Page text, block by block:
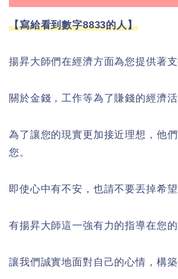
【寫給看到數字8833的人】
揚昇大師們在經濟方面為您提供著支
關於金錢，工作等為了賺錢的經濟活
為了讓您的現實更加接近理想，他
您。
即使心中有不安，也請不要丟掉希望
有揚昇大師這一強有力的指導在您的
讓我們誠實地面對自己的心情，構築